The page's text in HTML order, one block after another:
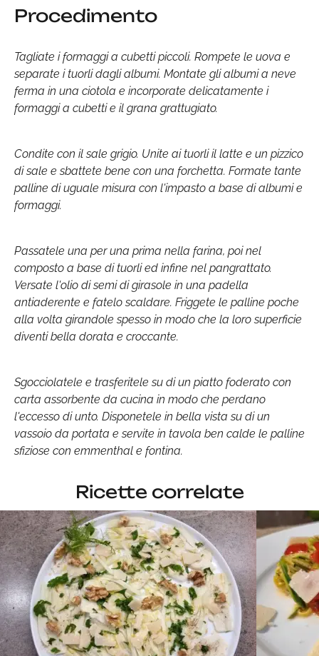
Procedimento
Tagliate i formaggi a cubetti piccoli. Rompete le uova e
separate i tuorli dagli albumi. Montate gli albumi a neve
ferma in una ciotola e incorporate delicatamente i
formaggi a cubetti e il grana grattugiato.
Condite con il sale grigio. Unite ai tuorli il latte e un pizzico
di sale e sbattete bene con una forchetta. Formate tante
palline di uguale misura con l'impasto a base di albumi e
formaggi.
Passatele una per una prima nella farina, poi nel
composto a base di tuorli ed infine nel pangrattato.
Versate l'olio di semi di girasole in una padella
antiaderente e fatelo scaldare. Friggete le palline poche
alla volta girandole spesso in modo che la loro superficie
diventi bella dorata e croccante.
Sgocciolatele e trasferitele su di un piatto foderato con
carta assorbente da cucina in modo che perdano
l'eccesso di unto. Disponetele in bella vista su di un
vassoio da portata e servite in tavola ben calde le palline
sfiziose con emmenthal e fontina.
Ricette correlate